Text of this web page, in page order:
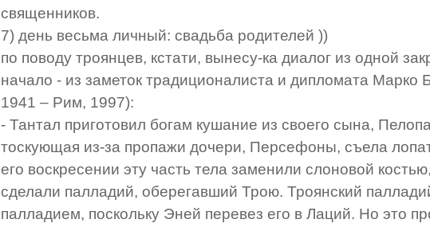
священников.
7) день весьма личный: свадьба родителей ))
по поводу троянцев, кстати, вынесу-ка диалог из одной
начало - из заметок традиционалиста и дипломата Марко
1941 – Рим, 1997):
- Тантал приготовил богам кушание из своего сына,
тоскующая из-за пропажи дочери, Персефоны, съела
его воскресении эту часть тела заменили слоновой
сделали палладий, оберегавший Трою. Троянский
палладием, поскольку Эней перевез его в Лаций. Но это